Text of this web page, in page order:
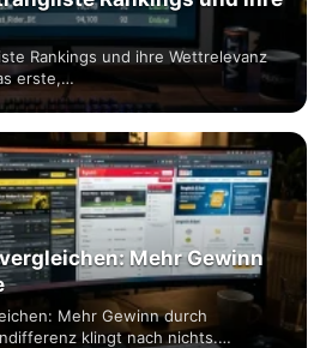
Rankings und ihre Wettrelevanz
erste,…
Mehr Gewinn
Mehr Gewinn durch
klingt nach nichts.…